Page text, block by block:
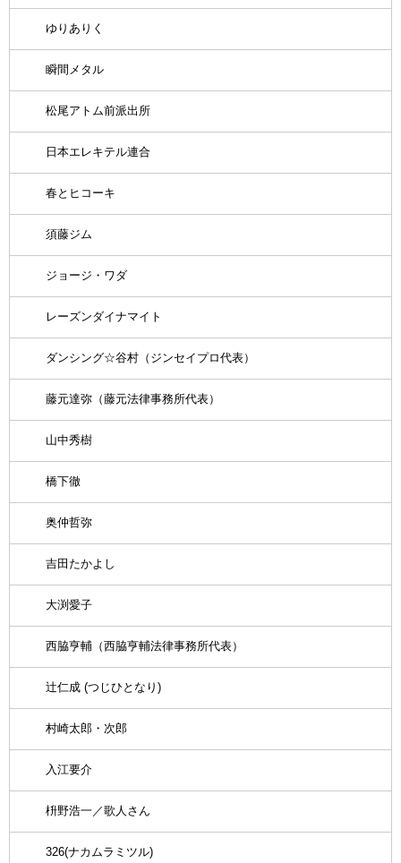
ゆりありく
瞬間メタル
松尾アトム前派出所
日本エレキテル連合
春とヒコーキ
須藤ジム
ジョージ・ワダ
レーズンダイナマイト
ダンシング☆谷村（ジンセイプロ代表）
藤元達弥（藤元法律事務所代表）
山中秀樹
橋下徹
奥仲哲弥
吉田たかよし
大渕愛子
西脇亨輔（西脇亨輔法律事務所代表）
辻仁成 (つじひとなり)
村崎太郎・次郎
入江要介
枡野浩一／歌人さん
326(ナカムラミツル)